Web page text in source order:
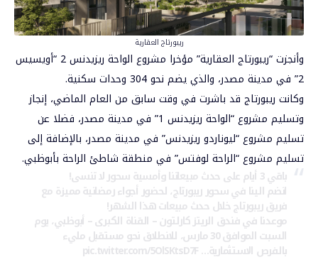
ريبورتاج العقارية
وأنجزت “ريبورتاج العقارية” مؤخرا مشروع الواحة ريزيدنس 2 “أويسيس
2” في مدينة مصدر، والذي يضم نحو 304 وحدات سكنية.
وكانت ريبورتاج قد باشرت في وقت سابق من العام الماضي، إنجاز
وتسليم مشروع “الواحة ريزيدنس 1” في مدينة مصدر، فضلا عن
تسليم مشروع “ليوناردو ريزيدنس” في مدينة مصدر، بالإضافة إلى
تسليم مشروع “الراحة لوفتس” في منطقة شاطئ الراحة بأبوظبي.
باقي 3 أيام على حدث مبيعاتنا وأمسية سحور لا تنسى!
انضم الينا في سحور ريبورتاج، لحضور أجواء رمضانية مميزة مع
فريق ريبورتاج خلال حدث مبيعات هذا الشهر!
موعدنا في فندق الريتز كارلتون – القناة الكبرى – أبوظبي، يوم
السبت الموافق 30 مارس، للانطلاق نحو مستقبل مليء
بالفرص الاستثمارية… pic.twitter.com/5OlSKtsD7F